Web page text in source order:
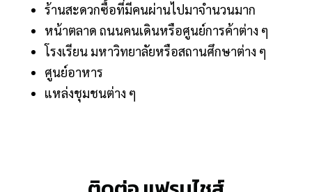
ร้านสะดวกซื้อที่มีคนผ่านไปมาจำนวนมาก
หน้าตลาด ถนนคนเดินหรือศูนย์การค้าต่าง ๆ
โรงเรียน มหาวิทยาลัยหรือสถานศึกษาต่าง ๆ
ศูนย์อาหาร
แหล่งชุมชนต่าง ๆ